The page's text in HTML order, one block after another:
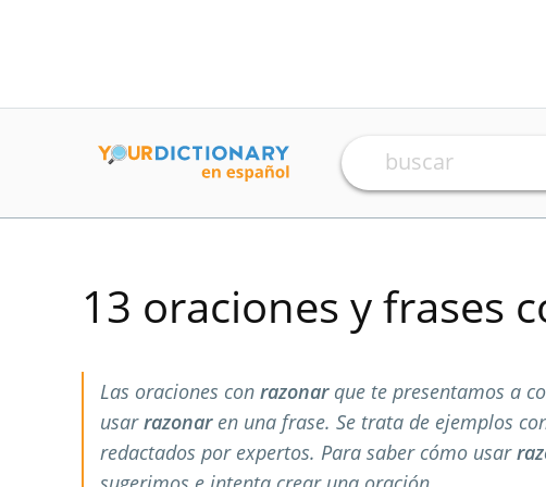
13 oraciones y frases
Las oraciones con razonarque te presentamos a
usarrazonaren una frase. Se trata de ejemplos
redactados por expertos. Para saber cómo usar